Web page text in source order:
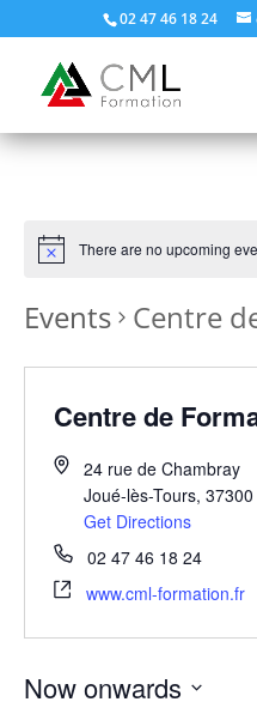
02 47 46 18 24
There are no upcoming
Events Centre
Centre de
24 rue de Chambray
Joué-lès-Tours, 37300
Get Directions
02 47 46 18 24
www.cml-formation.fr
Now onwards